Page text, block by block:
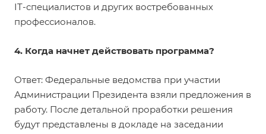
IT-специалистов и других востребованных
профессионалов.
4. Когда начнет действовать программа?
Ответ: Федеральные ведомства при участии
Администрации Президента взяли предложения в
работу. После детальной проработки решения
будут представлены в докладе на заседании